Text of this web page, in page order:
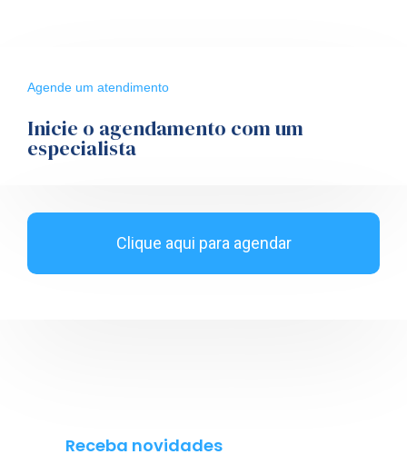
Agende um atendimento
Inicie o agendamento com um
especialista
Clique aqui para agendar
Receba novidades